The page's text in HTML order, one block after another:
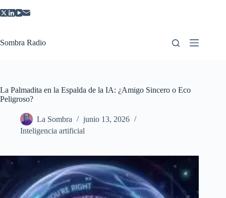
al
Sombra Radio
La Palmadita en la Espalda de la IA: ¿Amigo Sincero o Eco
Peligroso?
La Sombra
junio 13, 2026
Inteligencia artificial